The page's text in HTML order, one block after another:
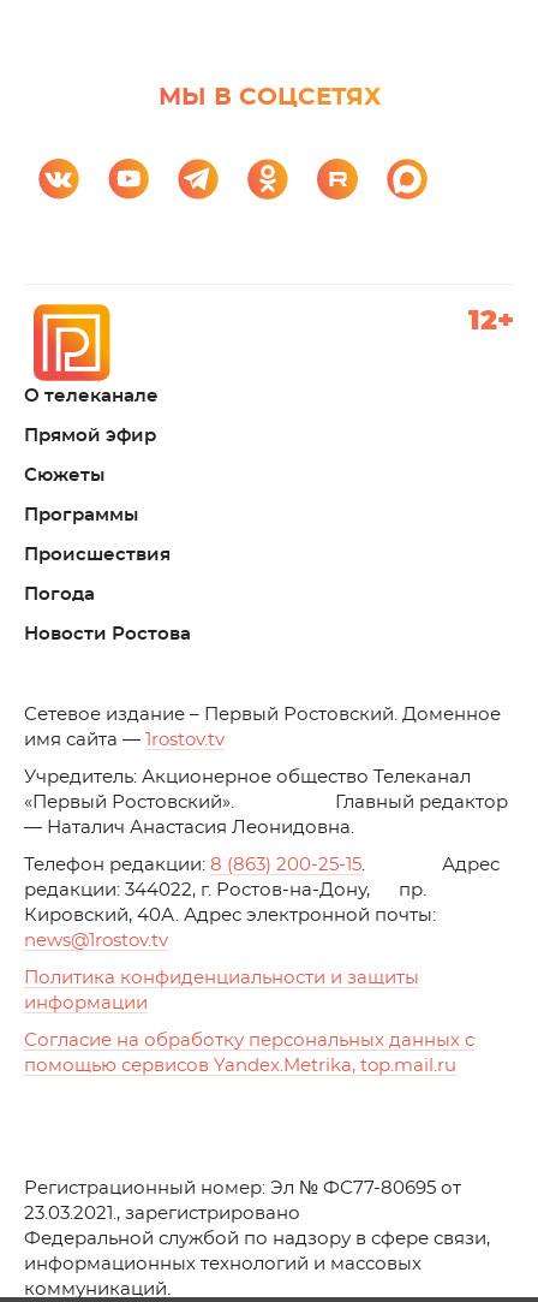
МЫ В СОЦСЕТЯХ
О телеканале
Прямой эфир
Сюжеты
Программы
Происшествия
Погода
Новости Ростова
12+
Cетевое издание – Первый Ростовский. Доменное
имя сайта —
1rostov.tv
Учредитель: Акционерное общество Телеканал
«Первый Ростовский». Главный редактор
— Наталич Анастасия Леонидовна.
Телефон редакции: 8 (863) 200-25-15. Адрес
редакции: 344022, г. Ростов-на-Дону, пр.
Кировский, 40А. Адрес электронной почты:
news@1rostov.tv
Политика конфиденциальности и защиты
информации
Согласие на обработку персональных данных с
помощью сервисов Yandex.Metrika, top.mail.ru
Регистрационный номер: Эл № ФС77-80695 от
23.03.2021., зарегистрировано
Федеральной службой по надзору в сфере связи,
информационных технологий и массовых
коммуникаций.